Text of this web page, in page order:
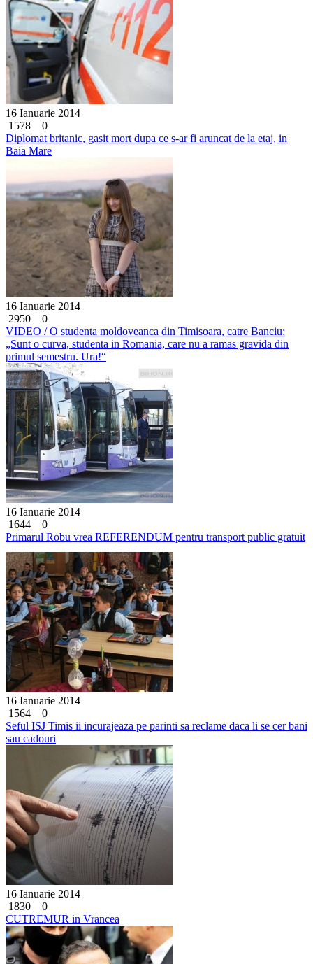
16 Ianuarie 2014
1578
0
Diplomat britanic, gasit mort dupa ce s-ar fi aruncat de la etaj, in
Baia Mare
16 Ianuarie 2014
2950
0
VIDEO / O studenta moldoveanca din Timisoara, catre Banciu:
„Sunt o curva, studenta in Romania, care nu a ramas gravida din
primul semestru. Ura!“
16 Ianuarie 2014
1644
0
Primarul Robu vrea REFERENDUM pentru transport public gratuit
16 Ianuarie 2014
1564
0
Seful ISJ Timis ii incurajeaza pe parinti sa reclame daca li se cer bani
sau cadouri
16 Ianuarie 2014
1830
0
CUTREMUR in Vrancea